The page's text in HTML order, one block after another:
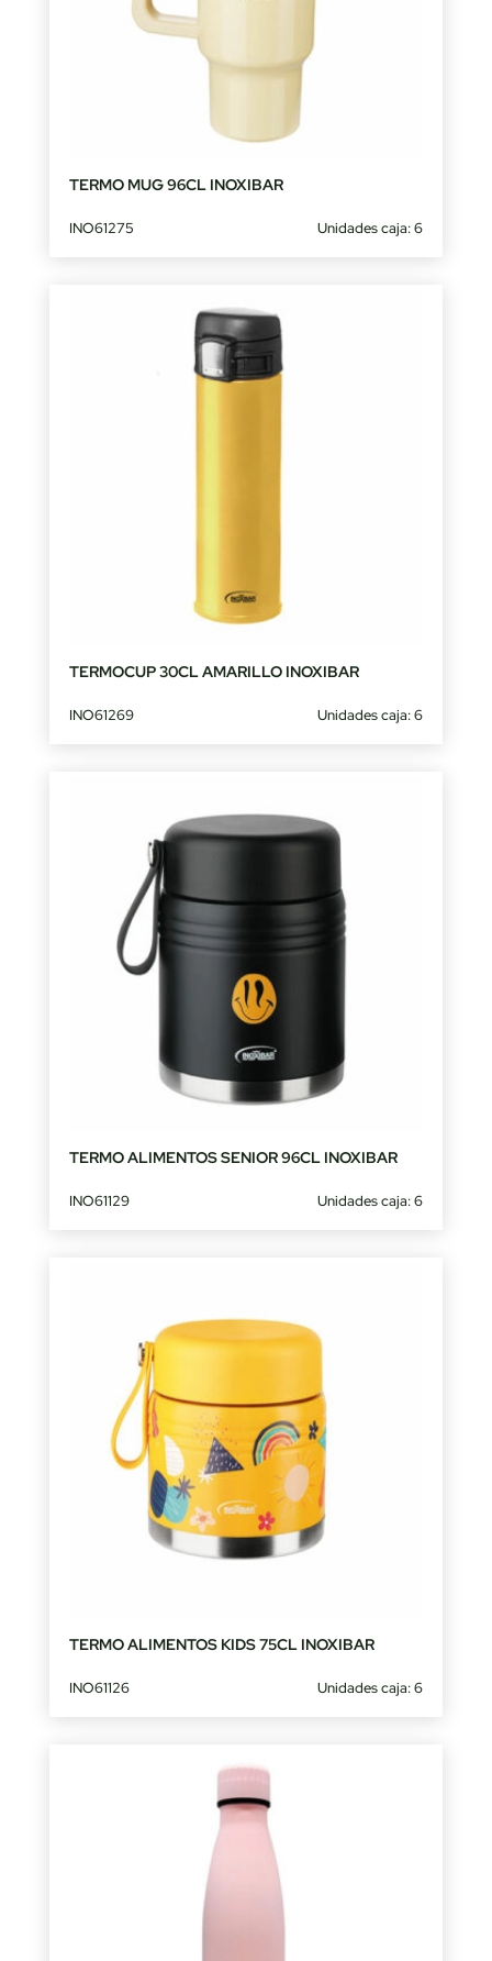
TERMO MUG 96CL INOXIBAR
INO61275 Unidades caja: 6
TERMOCUP 30CL AMARILLO INOXIBAR
INO61269 Unidades caja: 6
TERMO ALIMENTOS SENIOR 96CL INOXIBAR
INO61129 Unidades caja: 6
TERMO ALIMENTOS KIDS 75CL INOXIBAR
INO61126 Unidades caja: 6